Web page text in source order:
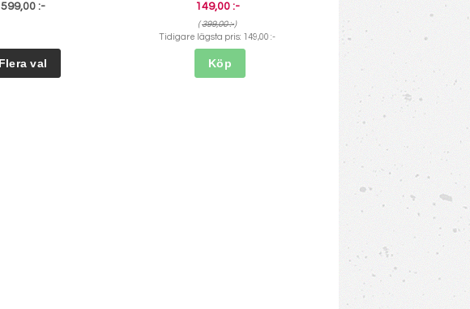
599,00 :- 149,00 :-
(399,00 :-)
Tidigare lägsta pris: 149,00 :-
Köp